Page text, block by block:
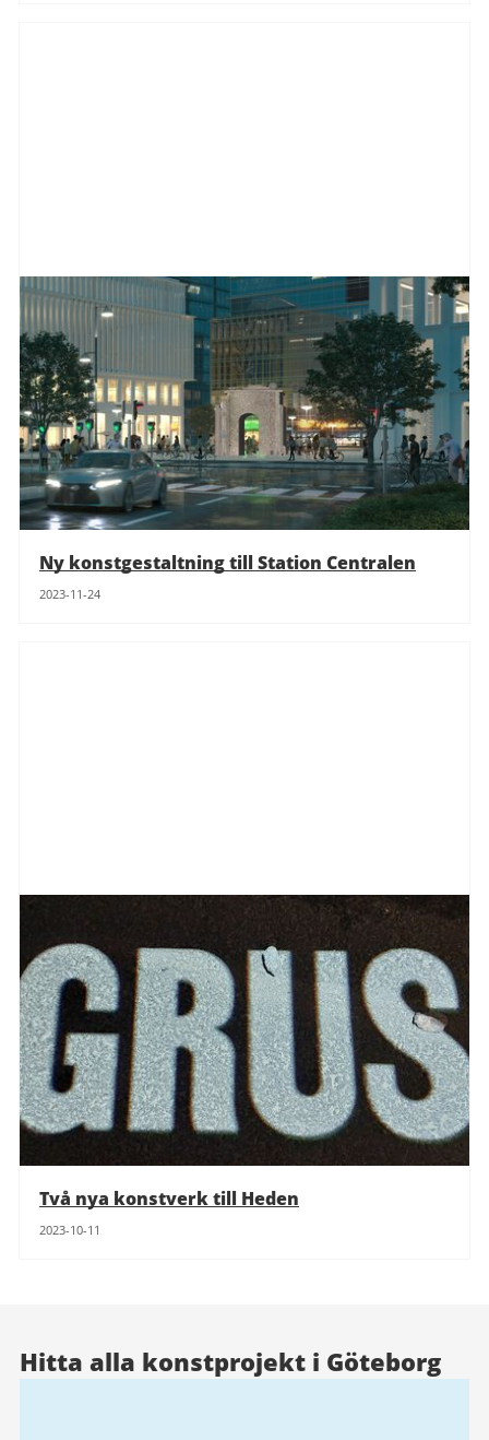
Ny konstgestaltning till Station Centralen
2023-11-24
Två nya konstverk till Heden
2023-10-11
Hitta alla konstprojekt i Göteborg